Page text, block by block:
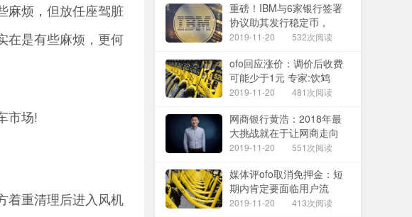
麻烦，但放任座驾脏
在是有些麻烦，更何
市场!
着重清理后进入风机
重磅！IBM与6家银行签署
协议助其发行稳定币，
2019-11-20 532次阅读
ofo回应涨价：调价后收费
可能少于1元 专家:饮鸩
2019-11-20 481次阅读
网商银行黄浩：2018年最
大挑战就在于让网商走向
2019-11-20 551次阅读
媒体评ofo取消免押金：短
期内肯定要面临用户流
2019-11-20 413次阅读